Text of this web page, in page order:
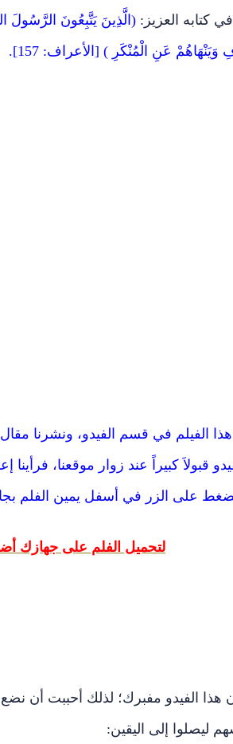
كتابه العزيز: (الَّذِينَ يَتَّبِعُونَ الرَّسُولَ
عَنِ الْمُنْكَرِ ) [الأعراف: 157].
الفيلم في قسم الفيدو، ونشرنا
قبولاَ كبيراً عند زوار موقعنا،
على الزر في أسفل يمين الفلم
لتحميل الفلم على جهازك أضغط
هذا الفيدو مفبرك؛ لذلك أحببت أن
ليصلوا إلى اليقين: